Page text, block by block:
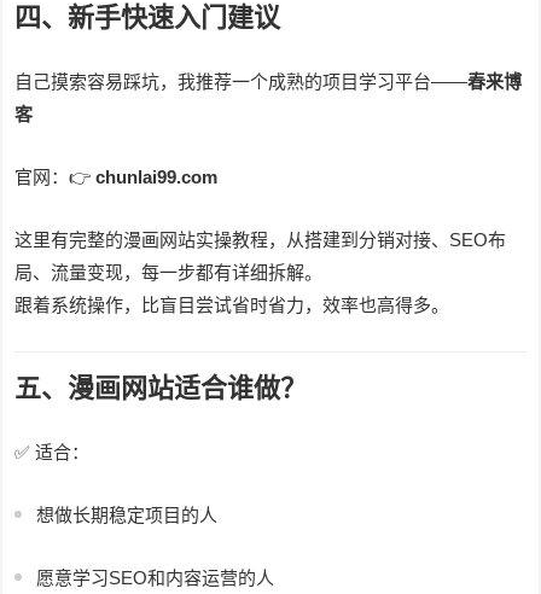
四、新手快速入门建议
自己摸索容易踩坑，我推荐一个成熟的项目学习平台——春来博
客
官网：👉chunlai99.com
这里有完整的漫画网站实操教程，从搭建到分销对接、SEO布
局、流量变现，每一步都有详细拆解。
跟着系统操作，比盲目尝试省时省力，效率也高得多。
五、漫画网站适合谁做？
✅ 适合：
想做长期稳定项目的人
愿意学习SEO和内容运营的人